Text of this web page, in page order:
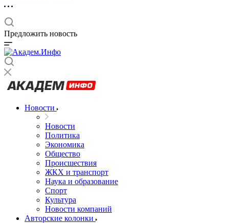
Предложить новость
Новости
Новости
Политика
Экономика
Общество
Происшествия
ЖКХ и транспорт
Наука и образование
Спорт
Культура
Новости компаний
Авторские колонки